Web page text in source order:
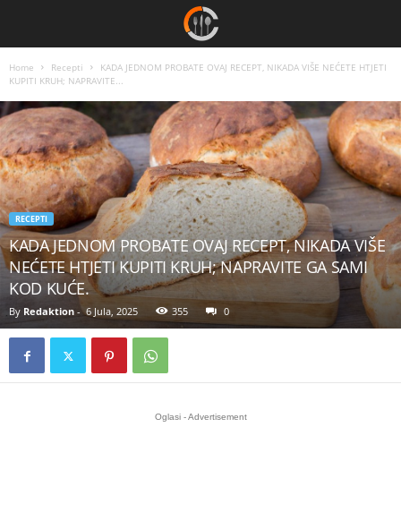
Home Recepti
KADA JEDNOM PROBATE OVAJ RECEPT, NIKADA VIŠE NEĆETE HTJETI
KUPITI KRUH; NAPRAVITE...
RECEPTI
KADA JEDNOM PROBATE OVAJ RECEPT, NIKADA VIŠE
NEĆETE HTJETI KUPITI KRUH; NAPRAVITE GA SAMI
KOD KUĆE.
By Redaktion - 6 Jula, 2025 355 0
Oglasi - Advertisement